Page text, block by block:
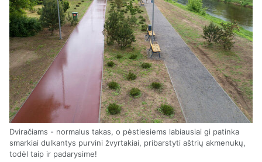
Dviračiams - normalus takas, o pėstiesiems labiausiai gi patinka
smarkiai dulkantys purvini žvyrtakiai, pribarstyti aštrių akmenukų,
todėl taip ir padarysime!